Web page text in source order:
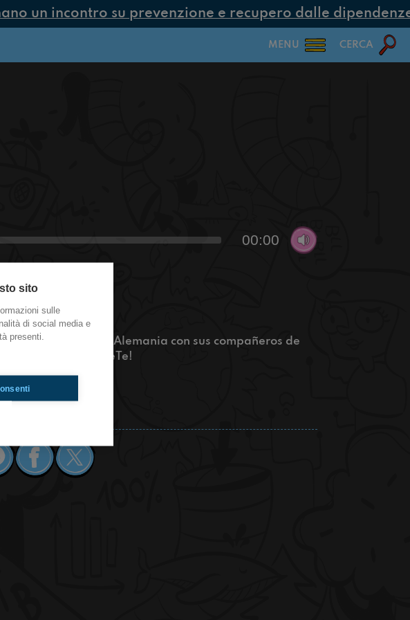
un incontro su prevenzione e recupero dalle dipendenze
MENU CERCA
00:00
en Alemania con sus compañeros de
episodio de #TeTe!
sito
sulle
di social media e
presenti.